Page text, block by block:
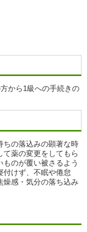
から1級への手続きの
ちの落込みの顕著な時
薬の変更をしてもら
のが覆い被さるよう
付けず、不眠や倦怠
燥感・気分の落ち込み